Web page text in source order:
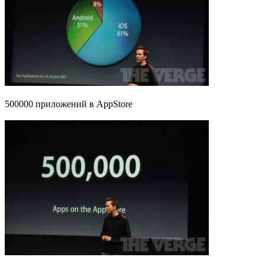
500000 приложений в AppStore